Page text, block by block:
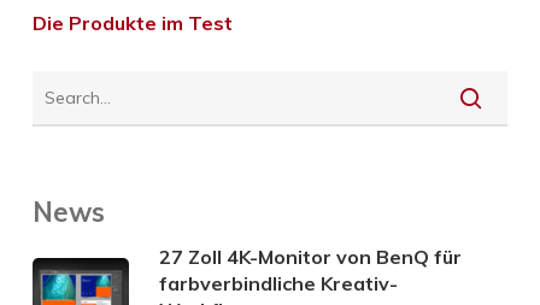
Die Produkte im Test
News
27 Zoll 4K-Monitor von BenQ für
farbverbindliche Kreativ-